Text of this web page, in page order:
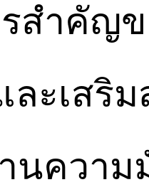
สำคัญ
ะเสริม
นความ